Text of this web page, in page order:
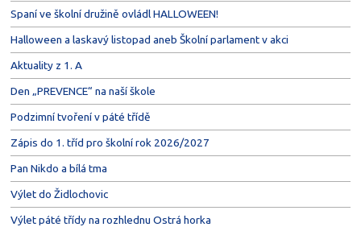
Spaní ve školní družině ovládl HALLOWEEN!
Halloween a laskavý listopad aneb Školní parlament v akci
Aktuality z 1. A
Den „PREVENCE“ na naší škole
Podzimní tvoření v páté třídě
Zápis do 1. tříd pro školní rok 2026/2027
Pan Nikdo a bílá tma
Výlet do Židlochovic
Výlet páté třídy na rozhlednu Ostrá horka